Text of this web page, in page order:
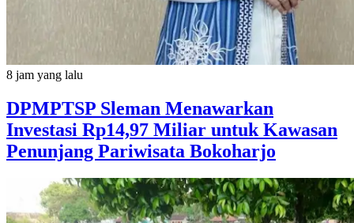
8 jam yang lalu
DPMPTSP Sleman Menawarkan
Investasi Rp14,97 Miliar untuk Kawasan
Penunjang Pariwisata Bokoharjo